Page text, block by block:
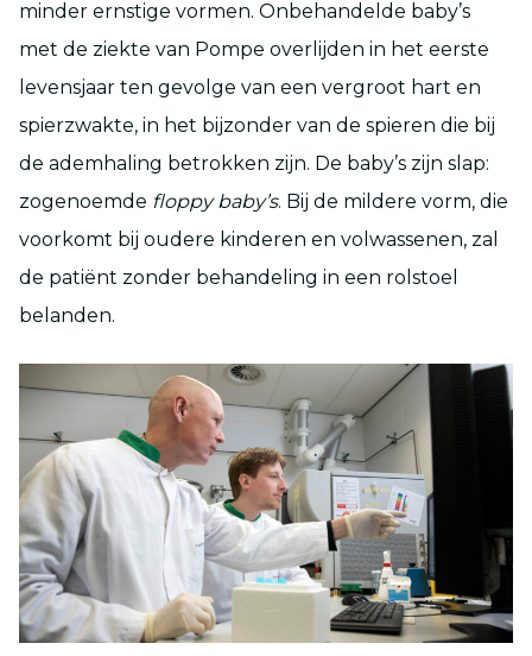
minder ernstige vormen. Onbehandelde baby’s
met de ziekte van Pompe overlijden in het eerste
levensjaar ten gevolge van een vergroot hart en
spierzwakte, in het bijzonder van de spieren die bij
de ademhaling betrokken zijn. De baby’s zijn slap:
zogenoemde floppy baby’s. Bij de mildere vorm, die
voorkomt bij oudere kinderen en volwassenen, zal
de patiënt zonder behandeling in een rolstoel
belanden.